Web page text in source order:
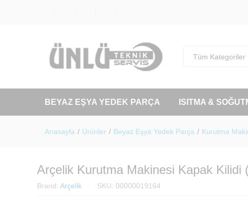
Tüm Kategoriler
BEYAZ EŞYA YEDEK PARÇA ISITMA &
Anasayfa / Ürünler / Beyaz Eşya Yedek Parça / Kurutma
Arçelik Kurutma Makinesi Kapak Kilidi
Brand: Arçelik SKU: 00000019164